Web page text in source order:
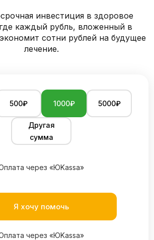
инвестиция в здоровое
каждый рубль, вложенный в
сотни рублей на будущее
лечение.
500₽ 1000₽ 5000₽
Другая
сумма
через «ЮKassa»
Я хочу помочь
через «ЮKassa»